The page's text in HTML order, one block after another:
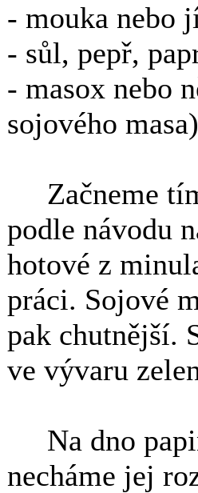
- mouka nebo
- sůl, pepř,
- masox nebo
sojového masa)
Začneme
podle návodu
hotové z
práci. Sojové
pak chutnější.
ve vývaru
Na dno
necháme jej